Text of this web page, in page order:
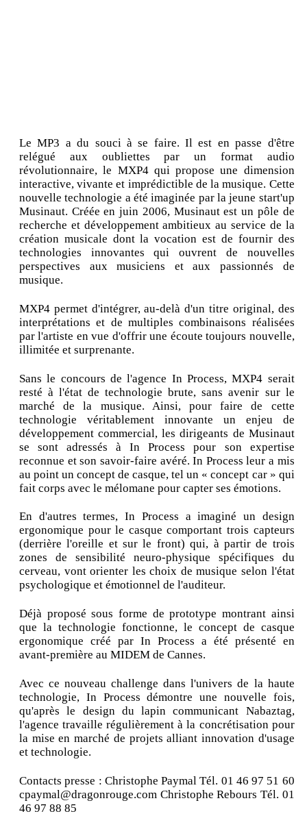
Le MP3 a du souci à se faire. Il est en passe d'être
relégué aux oubliettes par un format audio
révolutionnaire, le MXP4 qui propose une dimension
interactive, vivante et imprédictible de la musique. Cette
nouvelle technologie a été imaginée par la jeune start'up
Musinaut. Créée en juin 2006, Musinaut est un pôle de
recherche et développement ambitieux au service de la
création musicale dont la vocation est de fournir des
technologies innovantes qui ouvrent de nouvelles
perspectives aux musiciens et aux passionnés de
musique.
MXP4 permet d'intégrer, au-delà d'un titre original, des
interprétations et de multiples combinaisons réalisées
par l'artiste en vue d'offrir une écoute toujours nouvelle,
illimitée et surprenante.
Sans le concours de l'agence In Process, MXP4 serait
resté à l'état de technologie brute, sans avenir sur le
marché de la musique. Ainsi, pour faire de cette
technologie véritablement innovante un enjeu de
développement commercial, les dirigeants de Musinaut
se sont adressés à In Process pour son expertise
reconnue et son savoir-faire avéré. In Process leur a mis
au point un concept de casque, tel un « concept car » qui
fait corps avec le mélomane pour capter ses émotions.
En d'autres termes, In Process a imaginé un design
ergonomique pour le casque comportant trois capteurs
(derrière l'oreille et sur le front) qui, à partir de trois
zones de sensibilité neuro-physique spécifiques du
cerveau, vont orienter les choix de musique selon l'état
psychologique et émotionnel de l'auditeur.
Déjà proposé sous forme de prototype montrant ainsi
que la technologie fonctionne, le concept de casque
ergonomique créé par In Process a été présenté en
avant-première au MIDEM de Cannes.
Avec ce nouveau challenge dans l'univers de la haute
technologie, In Process démontre une nouvelle fois,
qu'après le design du lapin communicant Nabaztag,
l'agence travaille régulièrement à la concrétisation pour
la mise en marché de projets alliant innovation d'usage
et technologie.
Contacts presse : Christophe Paymal Tél. 01 46 97 51 60
cpaymal@dragonrouge.com Christophe Rebours Tél. 01
46 97 88 85